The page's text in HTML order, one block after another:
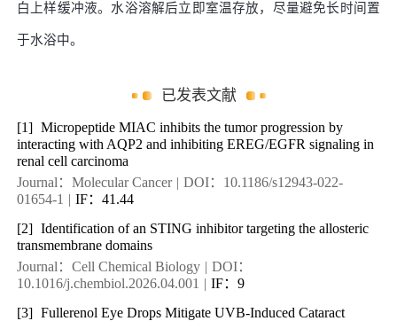
白上样缓冲液。水浴溶解后立即室温存放，尽量避免长时间置
于水浴中。
已发表文献
[1] Micropeptide MIAC inhibits the tumor progression by
interacting with AQP2 and inhibiting EREG/EGFR signaling in
renal cell carcinoma
Journal：Molecular Cancer | DOI：10.1186/s12943-022-
01654-1 | IF：41.44
[2] Identification of an STING inhibitor targeting the allosteric
transmembrane domains
Journal：Cell Chemical Biology | DOI：
10.1016/j.chembiol.2026.04.001 | IF：9
[3] Fullerenol Eye Drops Mitigate UVB-Induced Cataract